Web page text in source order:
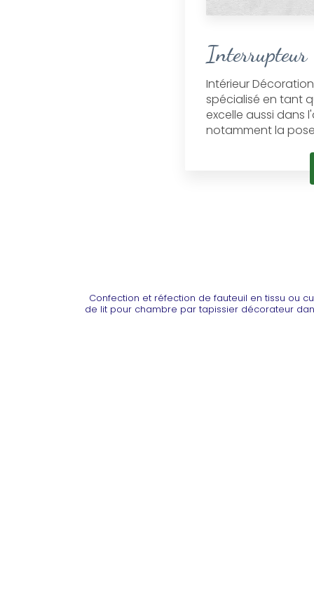
Interrupteur
Intérieur
spécialisé en tant
excelle aussi dans
notamment la pose
Confection et réfection de fauteuil en tissu ou
de lit pour chambre par tapissier décorateur